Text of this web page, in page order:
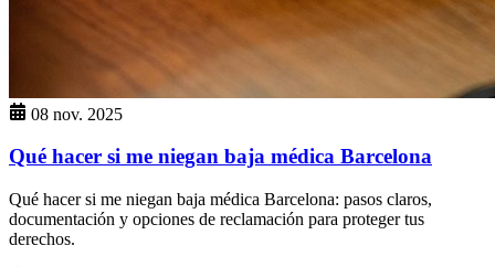
08 nov. 2025
Qué hacer si me niegan baja médica Barcelona
Qué hacer si me niegan baja médica Barcelona: pasos claros,
documentación y opciones de reclamación para proteger tus
derechos.